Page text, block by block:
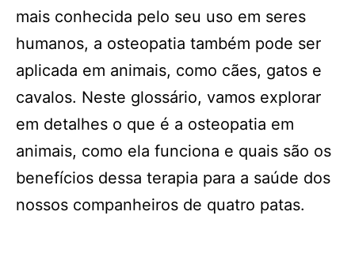
mais conhecida pelo seu uso em seres
humanos, a osteopatia também pode ser
aplicada em animais, como cães, gatos e
cavalos. Neste glossário, vamos explorar
em detalhes o que é a osteopatia em
animais, como ela funciona e quais são os
benefícios dessa terapia para a saúde dos
nossos companheiros de quatro patas.